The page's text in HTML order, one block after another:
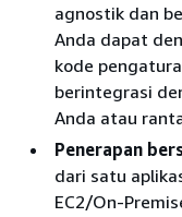
agnostik dan
Anda dapat
kode
berintegrasi
Anda atau
Penerapan
dari satu
EC2/On-